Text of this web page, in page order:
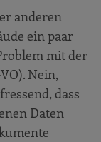
anderen
ein paar
mit der
Nein,
dass
Daten